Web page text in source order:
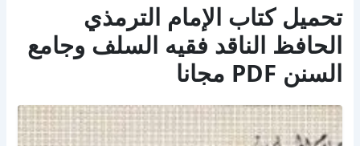
تحميل كتاب الإمام الترمذي
الحافظ الناقد فقيه السلف وجامع
السنن PDF مجانا